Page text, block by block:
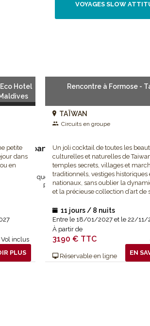
VOYAGES SLOW
S’abandonner à la volupté d’un
que vous aviez faites à votre corps de
Pacifique et abandonnez-vous aux
VOYAGES SPAS ET BIEN-
Hotel
petite
dans
en
Vol inclus
PLUS
Rencontre à Formose -
TAÏWAN
Circuits en groupe
Un joli cocktail de toutes les
culturelles et naturelles de
temples secrets, villages et
traditionnels, vestiges historiques
nationaux, sans oublier la
et la précieuse collection d’art de
11 jours / 8 nuits
Entre le 18/01/2027 et le 22/11/
À partir de
3190 € TTC
Réservable en ligne EN